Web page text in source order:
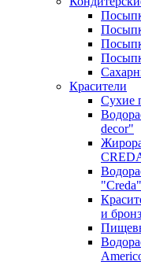
Красители
Сухие
decor"
"Creda"
и